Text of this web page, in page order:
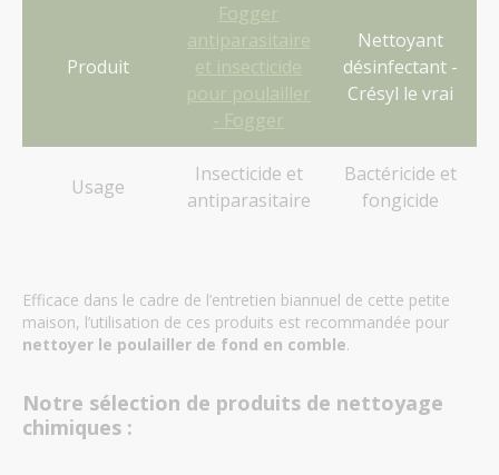
Produit
Nettoyant
désinfectant -
Crésyl le vrai
Usage
Insecticide et
antiparasitaire
Bactéricide et
fongicide
Efficace dans le cadre de l’entretien biannuel de cette petite
maison, l’utilisation de ces produits est recommandée pour
nettoyer le poulailler de fond en comble.
Notre sélection de produits de nettoyage
chimiques :